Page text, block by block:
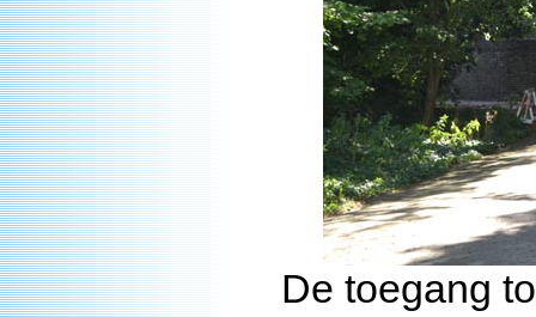
De toegang